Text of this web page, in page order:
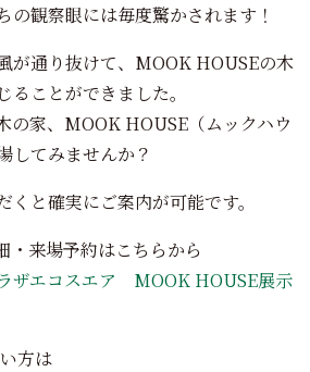
の観察眼には毎度驚かされます！
が通り抜けて、MOOK HOUSEの木
ることができました。
の家、MOOK HOUSE（ムックハウ
してみませんか？
くと確実にご案内が可能です。
来場予約はこちらから
ザエコスエア MOOK HOUSE展示
方は